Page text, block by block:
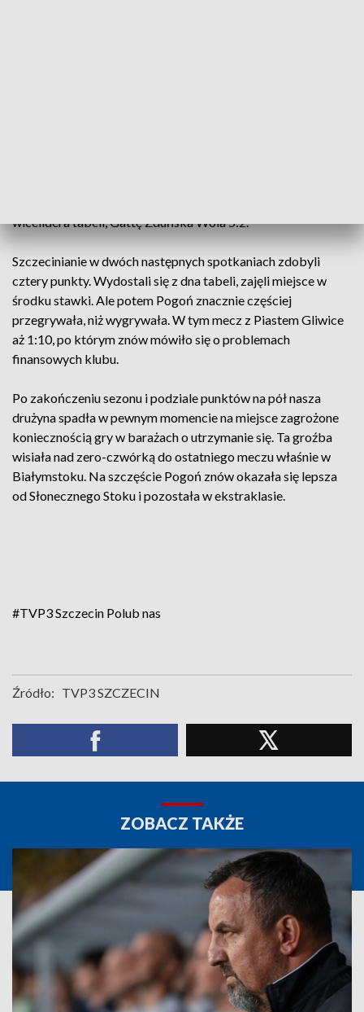
wicelidera tabeli, Gattę Zduńska Wola 5:2.
Szczecinianie w dwóch następnych spotkaniach zdobyli
cztery punkty. Wydostali się z dna tabeli, zajęli miejsce w
środku stawki. Ale potem Pogoń znacznie częściej
przegrywała, niż wygrywała. W tym mecz z Piastem Gliwice
aż 1:10, po którym znów mówiło się o problemach
finansowych klubu.
Po zakończeniu sezonu i podziale punktów na pół nasza
drużyna spadła w pewnym momencie na miejsce zagrożone
koniecznością gry w barażach o utrzymanie się. Ta groźba
wisiała nad zero-czwórką do ostatniego meczu właśnie w
Białymstoku. Na szczęście Pogoń znów okazała się lepsza
od Słonecznego Stoku i pozostała w ekstraklasie.
#TVP3 Szczecin Polub nas
Źródło: TVP3 SZCZECIN
ZOBACZ TAKŻE